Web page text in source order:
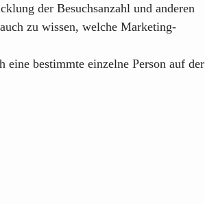
der Besuchsanzahl und anderen
zu wissen, welche Marketing-
bestimmte einzelne Person auf der